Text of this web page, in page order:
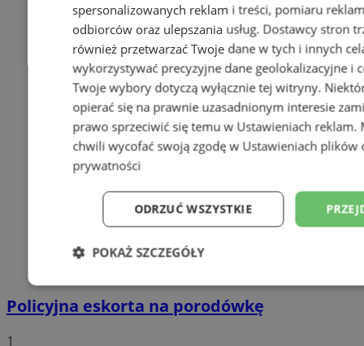
Policyjna eskorta na porodówkę
1
spersonalizowanych reklam i treści, pomiaru
odbiorców oraz ulepszania usług. Dostawcy stron
również przetwarzać Twoje dane w tych i innych
wykorzystywać precyzyjne dane geolokalizacyjne i
Twoje wybory dotyczą wyłącznie tej witryny.
opierać się na prawnie uzasadnionym interesie
prawo sprzeciwić się temu w Ustawieniach reklam.
chwili wycofać swoją zgodę w Ustawieniach plików
prywatności
ODRZUĆ WSZYSTKIE
POKAŻ SZCZEGÓŁY
Niezbędne Wydajność